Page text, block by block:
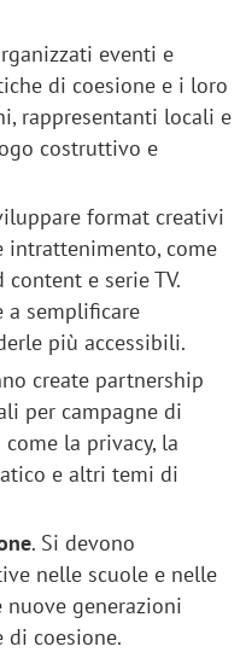
eventi e
di coesione e i loro
rappresentanti locali e
costruttivo e
format creativi
intrattenimento, come
e serie TV.
a semplificare
più accessibili.
create partnership
per campagne di
la privacy, la
e altri temi di
. Si devono
nelle scuole e nelle
generazioni
coesione.